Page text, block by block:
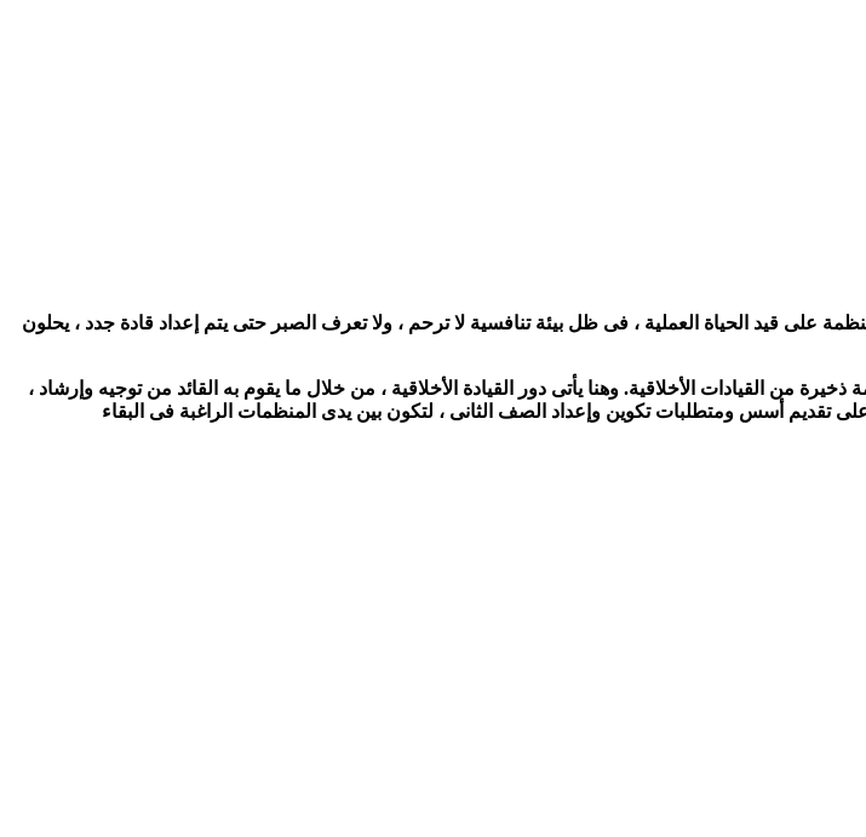
على قيد الحياة العملية ، فى ظل بيئة تنافسية لا ترحم ، ولا تعرف الصبر حتى يتم إعداد قادة جدد ، يحلون
من القيادات الأخلاقية. وهنا يأتى دور القيادة الأخلاقية ، من خلال ما يقوم به القائد من توجيه وإرشاد ،
تقديم أسس ومتطلبات تكوين وإعداد الصف الثانى ، لتكون بين يدى المنظمات الراغبة فى البقاء